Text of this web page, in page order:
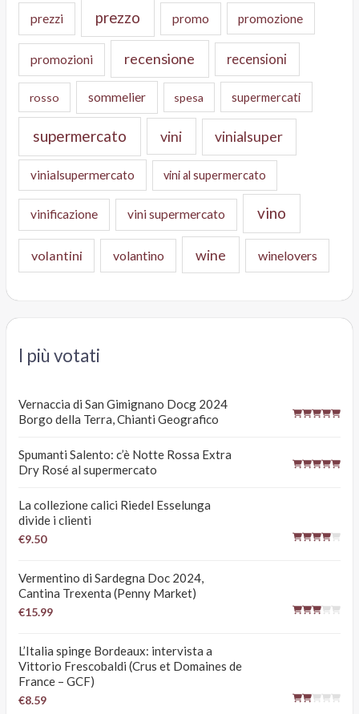
prezzi prezzo promo promozione
promozioni recensione recensioni
rosso sommelier spesa supermercati
supermercato vini vinialsuper
vinialsupermercato vini al supermercato
vinificazione vini supermercato vino
volantini volantino wine winelovers
I più votati
Vernaccia di San Gimignano Docg 2024
Borgo della Terra, Chianti Geografico
Spumanti Salento: c’è Notte Rossa Extra
Dry Rosé al supermercato
La collezione calici Riedel Esselunga
divide i clienti
€9.50
Vermentino di Sardegna Doc 2024,
Cantina Trexenta (Penny Market)
€15.99
L’Italia spinge Bordeaux: intervista a
Vittorio Frescobaldi (Crus et Domaines de
France – GCF)
€8.59